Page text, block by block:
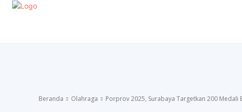
Beranda Olahraga Porprov 2025, Surabaya Targetkan 200 Medali